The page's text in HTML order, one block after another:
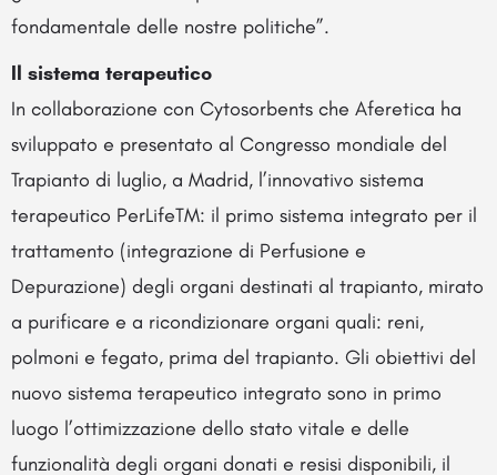
fondamentale delle nostre politiche”.
Il sistema terapeutico
In collaborazione con Cytosorbents che Aferetica ha
sviluppato e presentato al Congresso mondiale del
Trapianto di luglio, a Madrid, l’innovativo sistema
terapeutico PerLifeTM: il primo sistema integrato per il
trattamento (integrazione di Perfusione e
Depurazione) degli organi destinati al trapianto, mirato
a purificare e a ricondizionare organi quali: reni,
polmoni e fegato, prima del trapianto. Gli obiettivi del
nuovo sistema terapeutico integrato sono in primo
luogo l’ottimizzazione dello stato vitale e delle
funzionalità degli organi donati e resisi disponibili, il